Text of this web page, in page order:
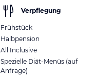
Verpflegung
Frühstück
Halbpension
All Inclusive
Spezielle Diät-Menüs (auf
Anfrage)